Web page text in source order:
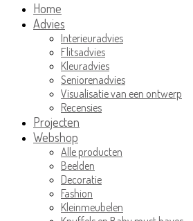
Home
Advies
Interieuradvies
Flitsadvies
Kleuradvies
Seniorenadvies
Visualisatie van een ontwerp
Recensies
Projecten
Webshop
Alle producten
Beelden
Decoratie
Fashion
Kleinmeubelen